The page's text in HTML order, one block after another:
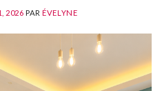
2026 PARÉVELYNE